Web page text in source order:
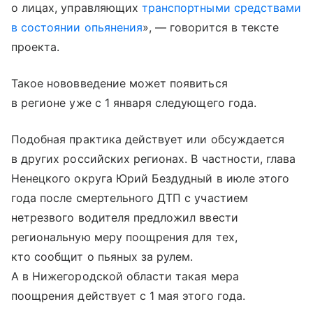
о лицах, управляющихтранспортными средствами
в состоянии опьянения», — говорится в тексте
проекта.
Такое нововведение может появиться
в регионе уже с 1 января следующего года.
Подобная практика действует или обсуждается
в других российских регионах. В частности, глава
Ненецкого округа Юрий Бездудный в июле этого
года после смертельного ДТП с участием
нетрезвого водителя предложил ввести
региональную меру поощрения для тех,
кто сообщит о пьяных за рулем.
А в Нижегородской области такая мера
поощрения действует с 1 мая этого года.